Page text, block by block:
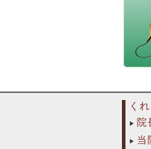
く
院
当